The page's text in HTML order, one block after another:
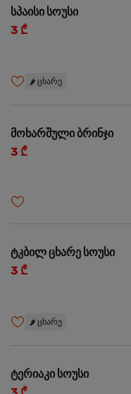
სპაისი სოუსი
3 ₾
🌶️ ცხარე
მოხარშული ბრინჯი
3 ₾
ტკბილ ცხარე სოუსი
3 ₾
🌶️ ცხარე
ტერიაკი სოუსი